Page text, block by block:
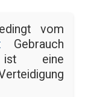
vom
Gebrauch
eine